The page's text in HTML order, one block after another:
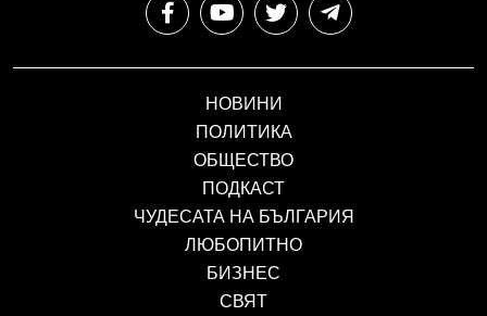
НОВИНИ
ПОЛИТИКА
ОБЩЕСТВО
ПОДКАСТ
ЧУДЕСАТА НА БЪЛГАРИЯ
ЛЮБОПИТНО
БИЗНЕС
СВЯТ